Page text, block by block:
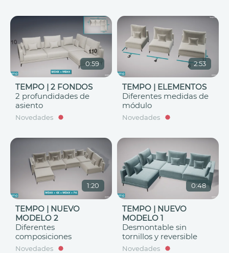
0:59
TEMPO | 2 FONDOS
2 profundidades de
asiento
Novedades
2:53
TEMPO | ELEMENTOS
Diferentes medidas de
módulo
Novedades
1:20
TEMPO | NUEVO
MODELO 2
Diferentes
composiciones
Novedades
0:48
TEMPO | NUEVO
MODELO 1
Desmontable sin
tornillos y reversible
Novedades